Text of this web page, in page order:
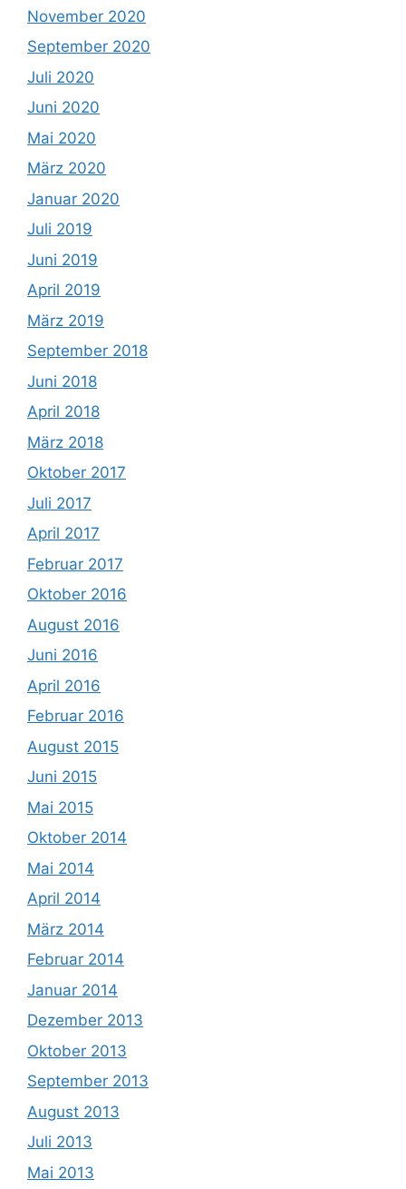
November 2020
September 2020
Juli 2020
Juni 2020
Mai 2020
März 2020
Januar 2020
Juli 2019
Juni 2019
April 2019
März 2019
September 2018
Juni 2018
April 2018
März 2018
Oktober 2017
Juli 2017
April 2017
Februar 2017
Oktober 2016
August 2016
Juni 2016
April 2016
Februar 2016
August 2015
Juni 2015
Mai 2015
Oktober 2014
Mai 2014
April 2014
März 2014
Februar 2014
Januar 2014
Dezember 2013
Oktober 2013
September 2013
August 2013
Juli 2013
Mai 2013